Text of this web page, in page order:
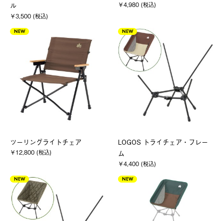
ル
￥3,500 (税込)
￥4,980 (税込)
NEW
ツーリングライトチェア
￥12,800 (税込)
NEW
LOGOS トライチェア・フレー
ム
￥4,400 (税込)
NEW NEW